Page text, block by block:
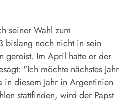
seiner Wahl zum
bislang noch nicht in sein
gereist. Im April hatte er der
"Ich möchte nächstes Jahr
in diesem Jahr in Argentinien
stattfinden, wird der Papst